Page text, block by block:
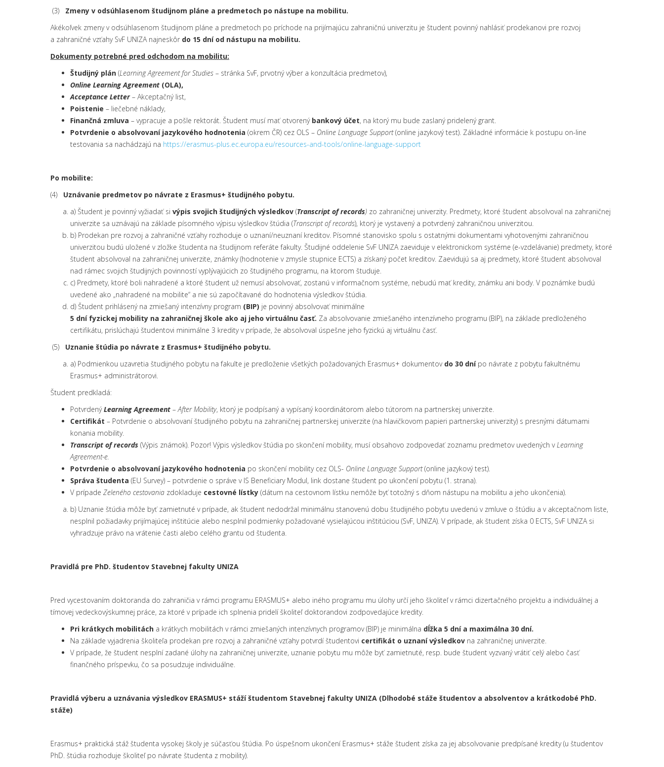
(3) Zmeny v odsúhlasenom študijnom pláne a predmetoch po nástupe na mobilitu.
Akékoľvek zmeny v odsúhlasenom študijnom pláne a predmetoch po príchode na prijímajúcu zahraničnú univerzitu je študent povinný nahlásiť prodekanovi pre rozvoj
a zahraničné vzťahy SvF UNIZA najneskôr do 15 dní od nástupu na mobilitu.
Dokumenty potrebné pred odchodom na mobilitu:
Študijný plán (Learning Agreement for Studies – stránka SvF, prvotný výber a konzultácia predmetov),
Online Learning Agreement (OLA),
Acceptance Letter– Akceptačný list,
Poistenie – liečebné náklady,
Finančná zmluva – vypracuje a pošle rektorát. Študent musí mať otvorenýbankový účet, na ktorý mu bude zaslaný pridelený grant.
Potvrdenie o absolvovaní jazykového hodnotenia (okrem ČR) cez OLS – Online Language Support(online jazykový test). Základné informácie k postupu on-line
testovania sa nachádzajú na https://erasmus-plus.ec.europa.eu/resources-and-tools/online-language-support
Po mobilite:
(4) Uznávanie predmetov po návrate z Erasmus+ študijného pobytu.
a) Študent je povinný vyžiadať si výpis svojich študijných výsledkov (Transcript of records) zo zahraničnej univerzity. Predmety, ktoré študent absolvoval na zahraničnej
univerzite sa uznávajú na základe písomného výpisu výsledkov štúdia (Transcript of records), ktorý je vystavený a potvrdený zahraničnou univerzitou.
b) Prodekan pre rozvoj a zahraničné vzťahy rozhoduje o uznaní/neuznaní kreditov. Písomné stanovisko spolu s ostatnými dokumentami vyhotovenými zahraničnou
univerzitou budú uložené v zložke študenta na študijnom referáte fakulty. Študijné oddelenie SvF UNIZA zaeviduje v elektronickom systéme (e-vzdelávanie) predmety, ktoré
študent absolvoval na zahraničnej univerzite, známky (hodnotenie v zmysle stupnice ECTS) a získaný počet kreditov. Zaevidujú sa aj predmety, ktoré študent absolvoval
nad rámec svojich študijných povinností vyplývajúcich zo študijného programu, na ktorom študuje.
c) Predmety, ktoré boli nahradené a ktoré študent už nemusí absolvovať, zostanú v informačnom systéme, nebudú mať kredity, známku ani body. V poznámke budú
uvedené ako „nahradené na mobilite“ a nie sú započítavané do hodnotenia výsledkov štúdia.
d) Študent prihlásený na zmiešaný intenzívny program (BIP) je povinný absolvovať minimálne
5 dní fyzickej mobility na zahraničnej škole ako aj jeho virtuálnu časť. Za absolvovanie zmiešaného intenzívneho programu (BIP), na základe predloženého
certifikátu, prislúchajú študentovi minimálne 3 kredity v prípade, že absolvoval úspešne jeho fyzickú aj virtuálnu časť.
(5) Uznanie štúdia po návrate z Erasmus+ študijného pobytu.
a) Podmienkou uzavretia študijného pobytu na fakulte je predloženie všetkých požadovaných Erasmus+ dokumentov do 30 dnípo návrate z pobytu fakultnému
Erasmus+ administrátorovi.
Študent predkladá:
PotvrdenýLearning Agreement –After Mobility, ktorý je podpísaný a vypísaný koordinátorom alebo tútorom na partnerskej univerzite.
Certifikát – Potvrdenie o absolvovaní študijného pobytu na zahraničnej partnerskej univerzite (na hlavičkovom papieri partnerskej univerzity) s presnými dátumami
konania mobility.
Transcript of records (Výpis známok). Pozor! Výpis výsledkov štúdia po skončení mobility, musí obsahovo zodpovedať zoznamu predmetov uvedených vLearning
Agreement-e.
Potvrdenie o absolvovaní jazykového hodnotenia po skončení mobility cez OLS- Online Language Support(online jazykový test).
Správa študenta (EU Survey) – potvrdenie o správe v IS Beneficiary Modul, link dostane študent po ukončení pobytu (1. strana).
V prípade Zeleného cestovania zdokladuje cestovné lístky (dátum na cestovnom lístku nemôže byť totožný s dňom nástupu na mobilitu a jeho ukončenia).
b) Uznanie štúdia môže byť zamietnuté v prípade, ak študent nedodržal minimálnu stanovenú dobu študijného pobytu uvedenú v zmluve o štúdiu a v akceptačnom liste,
nesplnil požiadavky prijímajúcej inštitúcie alebo nesplnil podmienky požadované vysielajúcou inštitúciou (SvF, UNIZA). V prípade, ak študent získa 0 ECTS, SvF UNIZA si
vyhradzuje právo na vrátenie časti alebo celého grantu od študenta.
Pravidlá pre PhD. študentov Stavebnej fakulty UNIZA
Pred vycestovaním doktoranda do zahraničia v rámci programu ERASMUS+ alebo iného programu mu úlohy určí jeho školiteľ v rámci dizertačného projektu a individuálnej a
tímovej vedeckovýskumnej práce, za ktoré v prípade ich splnenia pridelí školiteľ doktorandovi zodpovedajúce kredity.
Pri krátkych mobilitách a krátkych mobilitách v rámci zmiešaných intenzívnych programov (BIP) je minimálna dĺžka 5 dní a maximálna 30 dní.
Na základe vyjadrenia školiteľa prodekan pre rozvoj a zahraničné vzťahy potvrdí študentovi certifikát o uznaní výsledkov na zahraničnej univerzite.
V prípade, že študent nesplní zadané úlohy na zahraničnej univerzite, uznanie pobytu mu môže byť zamietnuté, resp. bude študent vyzvaný vrátiť celý alebo časť
finančného príspevku, čo sa posudzuje individuálne.
Pravidlá výberu a uznávania výsledkov ERASMUS+ stáží študentom Stavebnej fakulty UNIZA (Dlhodobé stáže študentov a absolventov a krátkodobé PhD.
stáže)
Erasmus+ praktická stáž študenta vysokej školy je súčasťou štúdia. Po úspešnom ukončení Erasmus+ stáže študent získa za jej absolvovanie predpísané kredity (u študentov
PhD. štúdia rozhoduje školiteľ po návrate študenta z mobility).